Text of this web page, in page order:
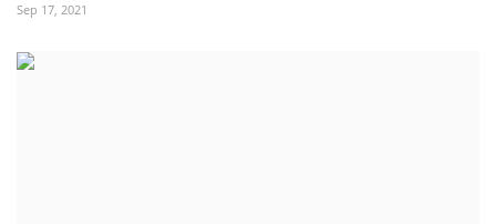
Sep 17, 2021